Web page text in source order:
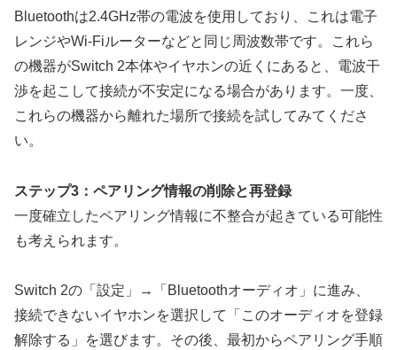
Bluetoothは2.4GHz帯の電波を使用しており、これは電子
レンジやWi-Fiルーターなどと同じ周波数帯です。これら
の機器がSwitch 2本体やイヤホンの近くにあると、電波干
渉を起こして接続が不安定になる場合があります。 一度、
これらの機器から離れた場所で接続を試してみてくださ
い。
ステップ3：ペアリング情報の削除と再登録
一度確立したペアリング情報に不整合が起きている可能性
も考えられます。
Switch 2の「設定」→「Bluetoothオーディオ」に進み、
接続できないイヤホンを選択して「このオーディオを登録
解除する」を選びます。その後、最初からペアリング手順